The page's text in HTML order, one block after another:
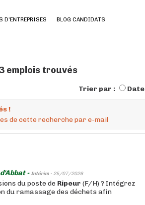
D'ENTREPRISES BLOG CANDIDATS
emplois trouvés
Trier par : Date
!
de cette recherche par e-mail
-Intérim - 25/07/2026
du poste de Ripeur (F/H) ? Intégrez
du ramassage des déchets afin